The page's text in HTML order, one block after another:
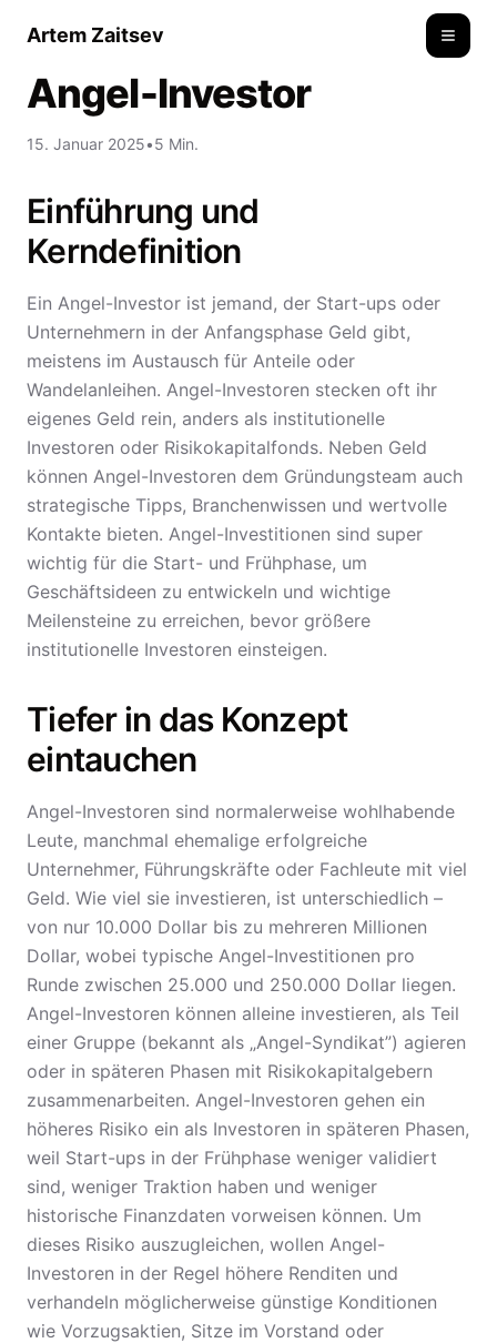
Artem Zaitsev
Angel-Investor
15. Januar 2025•5 Min.
Einführung und
Kerndefinition
Ein Angel-Investor ist jemand, der Start-ups oder
Unternehmern in der Anfangsphase Geld gibt,
meistens im Austausch für Anteile oder
Wandelanleihen. Angel-Investoren stecken oft ihr
eigenes Geld rein, anders als institutionelle
Investoren oder Risikokapitalfonds. Neben Geld
können Angel-Investoren dem Gründungsteam auch
strategische Tipps, Branchenwissen und wertvolle
Kontakte bieten. Angel-Investitionen sind super
wichtig für die Start- und Frühphase, um
Geschäftsideen zu entwickeln und wichtige
Meilensteine zu erreichen, bevor größere
institutionelle Investoren einsteigen.
Tiefer in das Konzept
eintauchen
Angel-Investoren sind normalerweise wohlhabende
Leute, manchmal ehemalige erfolgreiche
Unternehmer, Führungskräfte oder Fachleute mit viel
Geld. Wie viel sie investieren, ist unterschiedlich –
von nur 10.000 Dollar bis zu mehreren Millionen
Dollar, wobei typische Angel-Investitionen pro
Runde zwischen 25.000 und 250.000 Dollar liegen.
Angel-Investoren können alleine investieren, als Teil
einer Gruppe (bekannt als „Angel-Syndikat”) agieren
oder in späteren Phasen mit Risikokapitalgebern
zusammenarbeiten. Angel-Investoren gehen ein
höheres Risiko ein als Investoren in späteren Phasen,
weil Start-ups in der Frühphase weniger validiert
sind, weniger Traktion haben und weniger
historische Finanzdaten vorweisen können. Um
dieses Risiko auszugleichen, wollen Angel-
Investoren in der Regel höhere Renditen und
verhandeln möglicherweise günstige Konditionen
wie Vorzugsaktien, Sitze im Vorstand oder